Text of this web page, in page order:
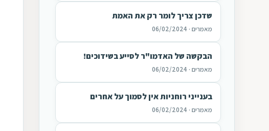
שדכן צריך לומר רק את האמת
מאמרים · 06/02/2024
הבקשה של האדמו"ר לסייע בשידוכים!
מאמרים · 06/02/2024
בענייני רוחניות אין לסמוך על אחרים
מאמרים · 06/02/2024